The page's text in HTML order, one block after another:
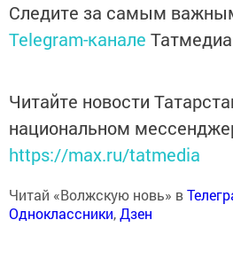
Следите за самым
Telegram-канале Татмедиа
Читайте новости
национальном
https://max.ru/tatmedia
Читай «Волжскую новь» в
Одноклассники,Дзен